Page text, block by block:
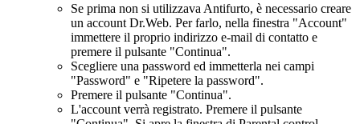
Se prima non si utilizzava Antifurto, è necessario creare
un account Dr.Web. Per farlo, nella finestra "Account"
immettere il proprio indirizzo e-mail di contatto e
premere il pulsante "Continua".
Scegliere una password ed immetterla nei campi
"Password" e "Ripetere la password".
Premere il pulsante "Continua".
L'account verrà registrato. Premere il pulsante